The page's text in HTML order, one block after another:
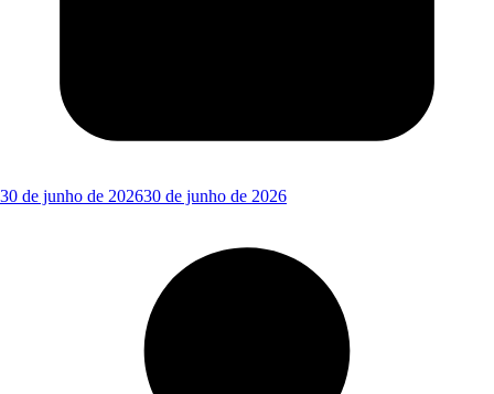
30 de junho de 202630 de junho de 2026